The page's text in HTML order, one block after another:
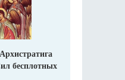
бесплотных